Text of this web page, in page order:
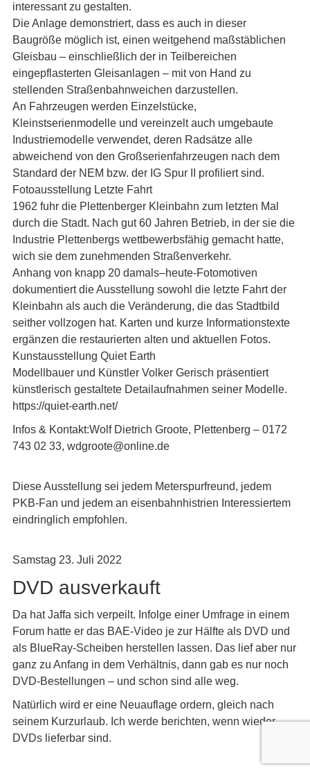
interessant zu gestalten.
Die Anlage demonstriert, dass es auch in dieser
Baugröße möglich ist, einen weitgehend maßstäblichen
Gleisbau – einschließlich der in Teilbereichen
eingepflasterten Gleisanlagen – mit von Hand zu
stellenden Straßenbahnweichen darzustellen.
An Fahrzeugen werden Einzelstücke,
Kleinstserienmodelle und vereinzelt auch umgebaute
Industriemodelle verwendet, deren Radsätze alle
abweichend von den Großserienfahrzeugen nach dem
Standard der NEM bzw. der IG Spur II profiliert sind.
Fotoausstellung Letzte Fahrt
1962 fuhr die Plettenberger Kleinbahn zum letzten Mal
durch die Stadt. Nach gut 60 Jahren Betrieb, in der sie die
Industrie Plettenbergs wettbewerbsfähig gemacht hatte,
wich sie dem zunehmenden Straßenverkehr.
Anhang von knapp 20 damals–heute-Fotomotiven
dokumentiert die Ausstellung sowohl die letzte Fahrt der
Kleinbahn als auch die Veränderung, die das Stadtbild
seither vollzogen hat. Karten und kurze Informationstexte
ergänzen die restaurierten alten und aktuellen Fotos.
Kunstausstellung Quiet Earth
Modellbauer und Künstler Volker Gerisch präsentiert
künstlerisch gestaltete Detailaufnahmen seiner Modelle.
https://quiet-earth.net/
Infos & Kontakt:Wolf Dietrich Groote, Plettenberg – 0172
743 02 33, wdgroote@online.de
Diese Ausstellung sei jedem Meterspurfreund, jedem
PKB-Fan und jedem an eisenbahnhistrien Interessiertem
eindringlich empfohlen.
Samstag 23. Juli 2022
DVD ausverkauft
Da hat Jaffa sich verpeilt. Infolge einer Umfrage in einem
Forum hatte er das BAE-Video je zur Hälfte als DVD und
als BlueRay-Scheiben herstellen lassen. Das lief aber nur
ganz zu Anfang in dem Verhältnis, dann gab es nur noch
DVD-Bestellungen – und schon sind alle weg.
Natürlich wird er eine Neuauflage ordern, gleich nach
seinem Kurzurlaub. Ich werde berichten, wenn wieder
DVDs lieferbar sind.